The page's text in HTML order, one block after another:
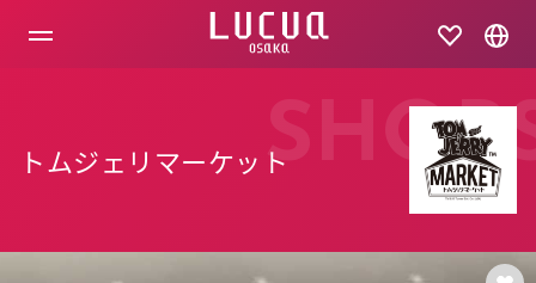
トムジェリマーケット